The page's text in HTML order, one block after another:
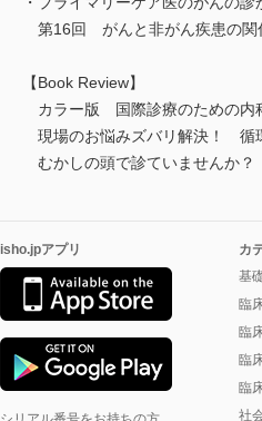
第16回 がんと非がん疾患の関
【Book Review】
カラー版 国際診療のための内
現場のお悩みズバリ解決！ 循
むかしの頭で診ていませんか
isho.jpアプリ
カ
基
臨
臨
臨
臨
社